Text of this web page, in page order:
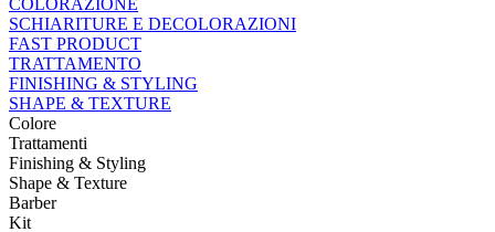
COLORAZIONE
SCHIARITURE E DECOLORAZIONI
FAST PRODUCT
TRATTAMENTO
FINISHING & STYLING
SHAPE & TEXTURE
Colore
Trattamenti
Finishing & Styling
Shape & Texture
Barber
Kit